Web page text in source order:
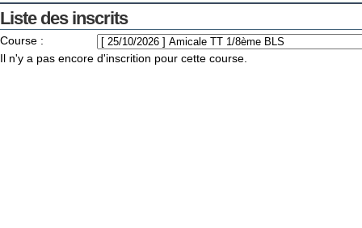
Liste des inscrits
Course :
Il n'y a pas encore d'inscrition pour cette course.